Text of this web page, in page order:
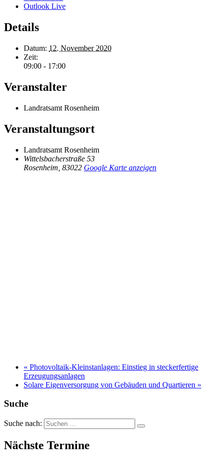
Outlook Live
Details
Datum: 12. November 2020
Zeit:
09:00 - 17:00
Veranstalter
Landratsamt Rosenheim
Veranstaltungsort
Landratsamt Rosenheim
Wittelsbacherstraße 53
Rosenheim 83022 Google Karte anzeigen
« Photovoltaik-Kleinstanlagen: Einstieg in steckerfertige
Erzeugungsanlagen
Solare Eigenversorgung von Gebäuden und Quartieren »
Suche
Suche nach:
Nächste Termine